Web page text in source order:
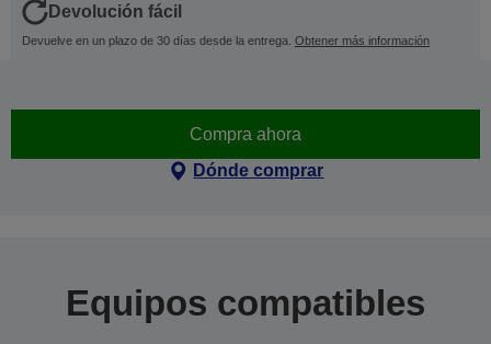
Devolución fácil
Devuelve en un plazo de 30 días desde la entrega. Obtener más información
Compra ahora
Dónde comprar
Equipos compatibles